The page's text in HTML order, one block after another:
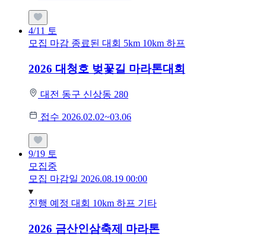
4/11 토
모집 마감 종료된 대회 5km 10km 하프
2026 대청호 벚꽃길 마라톤대회
대전 동구 신상동 280
접수 2026.02.02~03.06
9/19 토
모집중
모집 마감일 2026.08.19 00:00
진행 예정 대회 10km 하프 기타
2026 금산인삼축제 마라톤